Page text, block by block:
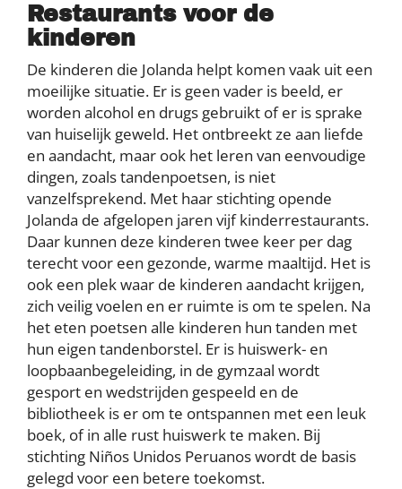
Restaurants voor de
kinderen
De kinderen die Jolanda helpt komen vaak uit een
moeilijke situatie. Er is geen vader is beeld, er
worden alcohol en drugs gebruikt of er is sprake
van huiselijk geweld. Het ontbreekt ze aan liefde
en aandacht, maar ook het leren van eenvoudige
dingen, zoals tandenpoetsen, is niet
vanzelfsprekend. Met haar stichting opende
Jolanda de afgelopen jaren vijf kinderrestaurants.
Daar kunnen deze kinderen twee keer per dag
terecht voor een gezonde, warme maaltijd. Het is
ook een plek waar de kinderen aandacht krijgen,
zich veilig voelen en er ruimte is om te spelen. Na
het eten poetsen alle kinderen hun tanden met
hun eigen tandenborstel. Er is huiswerk- en
loopbaanbegeleiding, in de gymzaal wordt
gesport en wedstrijden gespeeld en de
bibliotheek is er om te ontspannen met een leuk
boek, of in alle rust huiswerk te maken. Bij
stichting Niños Unidos Peruanos wordt de basis
gelegd voor een betere toekomst.